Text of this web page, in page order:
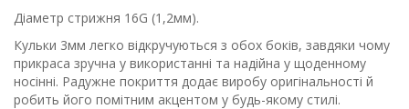
Діаметр стрижня 16G (1,2мм).
Кульки 3мм легко відкручуються з обох боків, завдяки чому
прикраса зручна у використанні та надійна у щоденному
носінні. Радужне покриття додає виробу оригінальності й
робить його помітним акцентом у будь-якому стилі.